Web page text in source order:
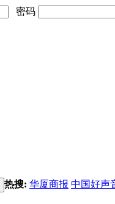
密码
热搜: 华厦商报 中国好声